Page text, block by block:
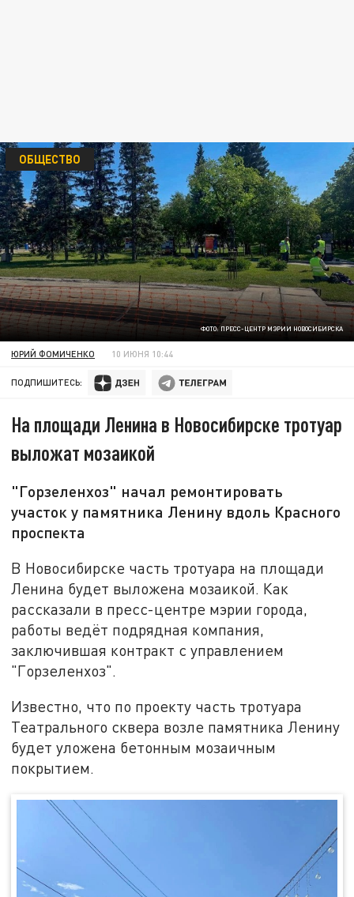
ФОТО: ПРЕСС-ЦЕНТР МЭРИИ НОВОСИБИРСКА
ОБЩЕСТВО
ЮРИЙ ФОМИЧЕНКО 10 ИЮНЯ 10:44
ПОДПИШИТЕСЬ:
На площади Ленина в Новосибирске тротуар
выложат мозаикой
"Горзеленхоз" начал ремонтировать
участок у памятника Ленину вдоль Красного
проспекта
В Новосибирске часть тротуара на площади
Ленина будет выложена мозаикой. Как
рассказали в пресс-центре мэрии города,
работы ведёт подрядная компания,
заключившая контракт с управлением
"Горзеленхоз".
Известно, что по проекту часть тротуара
Театрального сквера возле памятника Ленину
будет уложена бетонным мозаичным
покрытием.